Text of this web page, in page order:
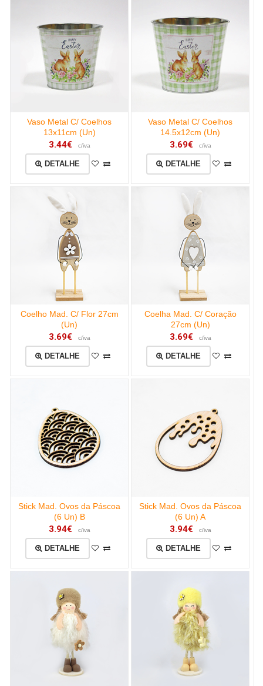
Vaso Metal C/ Coelhos
13x11cm (Un)
3.44€ c/iva
DETALHE
Vaso Metal C/ Coelhos
14.5x12cm (Un)
3.69€ c/iva
DETALHE
Coelho Mad. C/ Flor 27cm
(Un)
3.69€ c/iva
DETALHE
Coelha Mad. C/ Coração
27cm (Un)
3.69€ c/iva
DETALHE
Stick Mad. Ovos da Páscoa
(6 Un) B
3.94€ c/iva
DETALHE
Stick Mad. Ovos da Páscoa
(6 Un) A
3.94€ c/iva
DETALHE